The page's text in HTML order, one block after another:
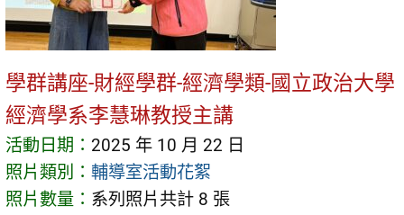
學群講座-財經學群-經濟學類-國立政治大學
經濟學系李慧琳教授主講
活動日期： 2025 年 10 月 22 日
照片類別： 輔導室活動花絮
照片數量： 系列照片共計 8 張